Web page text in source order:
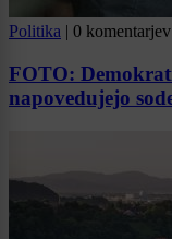
Politika | 0 komentarjev
FOTO:
napovedujejo